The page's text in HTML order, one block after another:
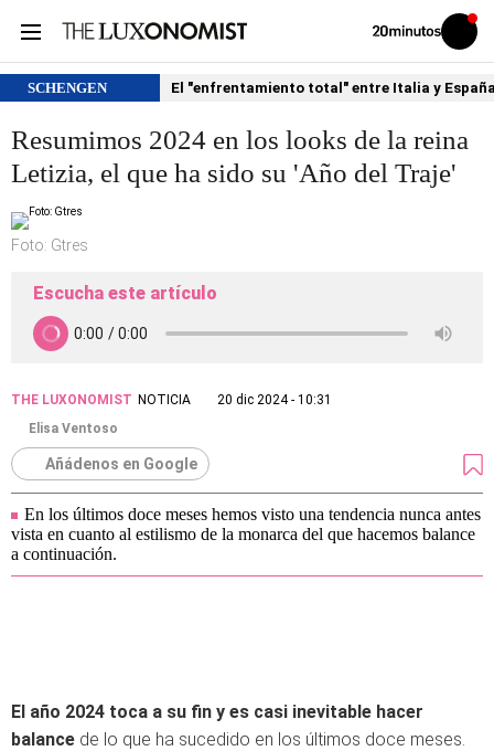
Volver
Iniciar
sesión
SCHENGEN El "enfrentamiento total" entre Italia y
Resumimos 2024 en los looks de la reina
Letizia, el que ha sido su 'Año del Traje'
Foto: Gtres
Escucha este artículo
THE LUXONOMIST NOTICIA
20 dic 2024 - 10:31
Elisa Ventoso
Añádenos en Google
En los últimos doce meses hemos visto una tendencia nunca antes
vista en cuanto al estilismo de la monarca del que hacemos balance
a continuación.
El año 2024 toca a su fin y es casi inevitable hacer
balance de lo que ha sucedido en los últimos doce meses.